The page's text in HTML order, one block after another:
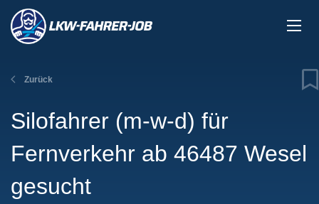
Zurück
Silofahrer (m-w-d) für
Fernverkehr ab 46487 Wesel
gesucht